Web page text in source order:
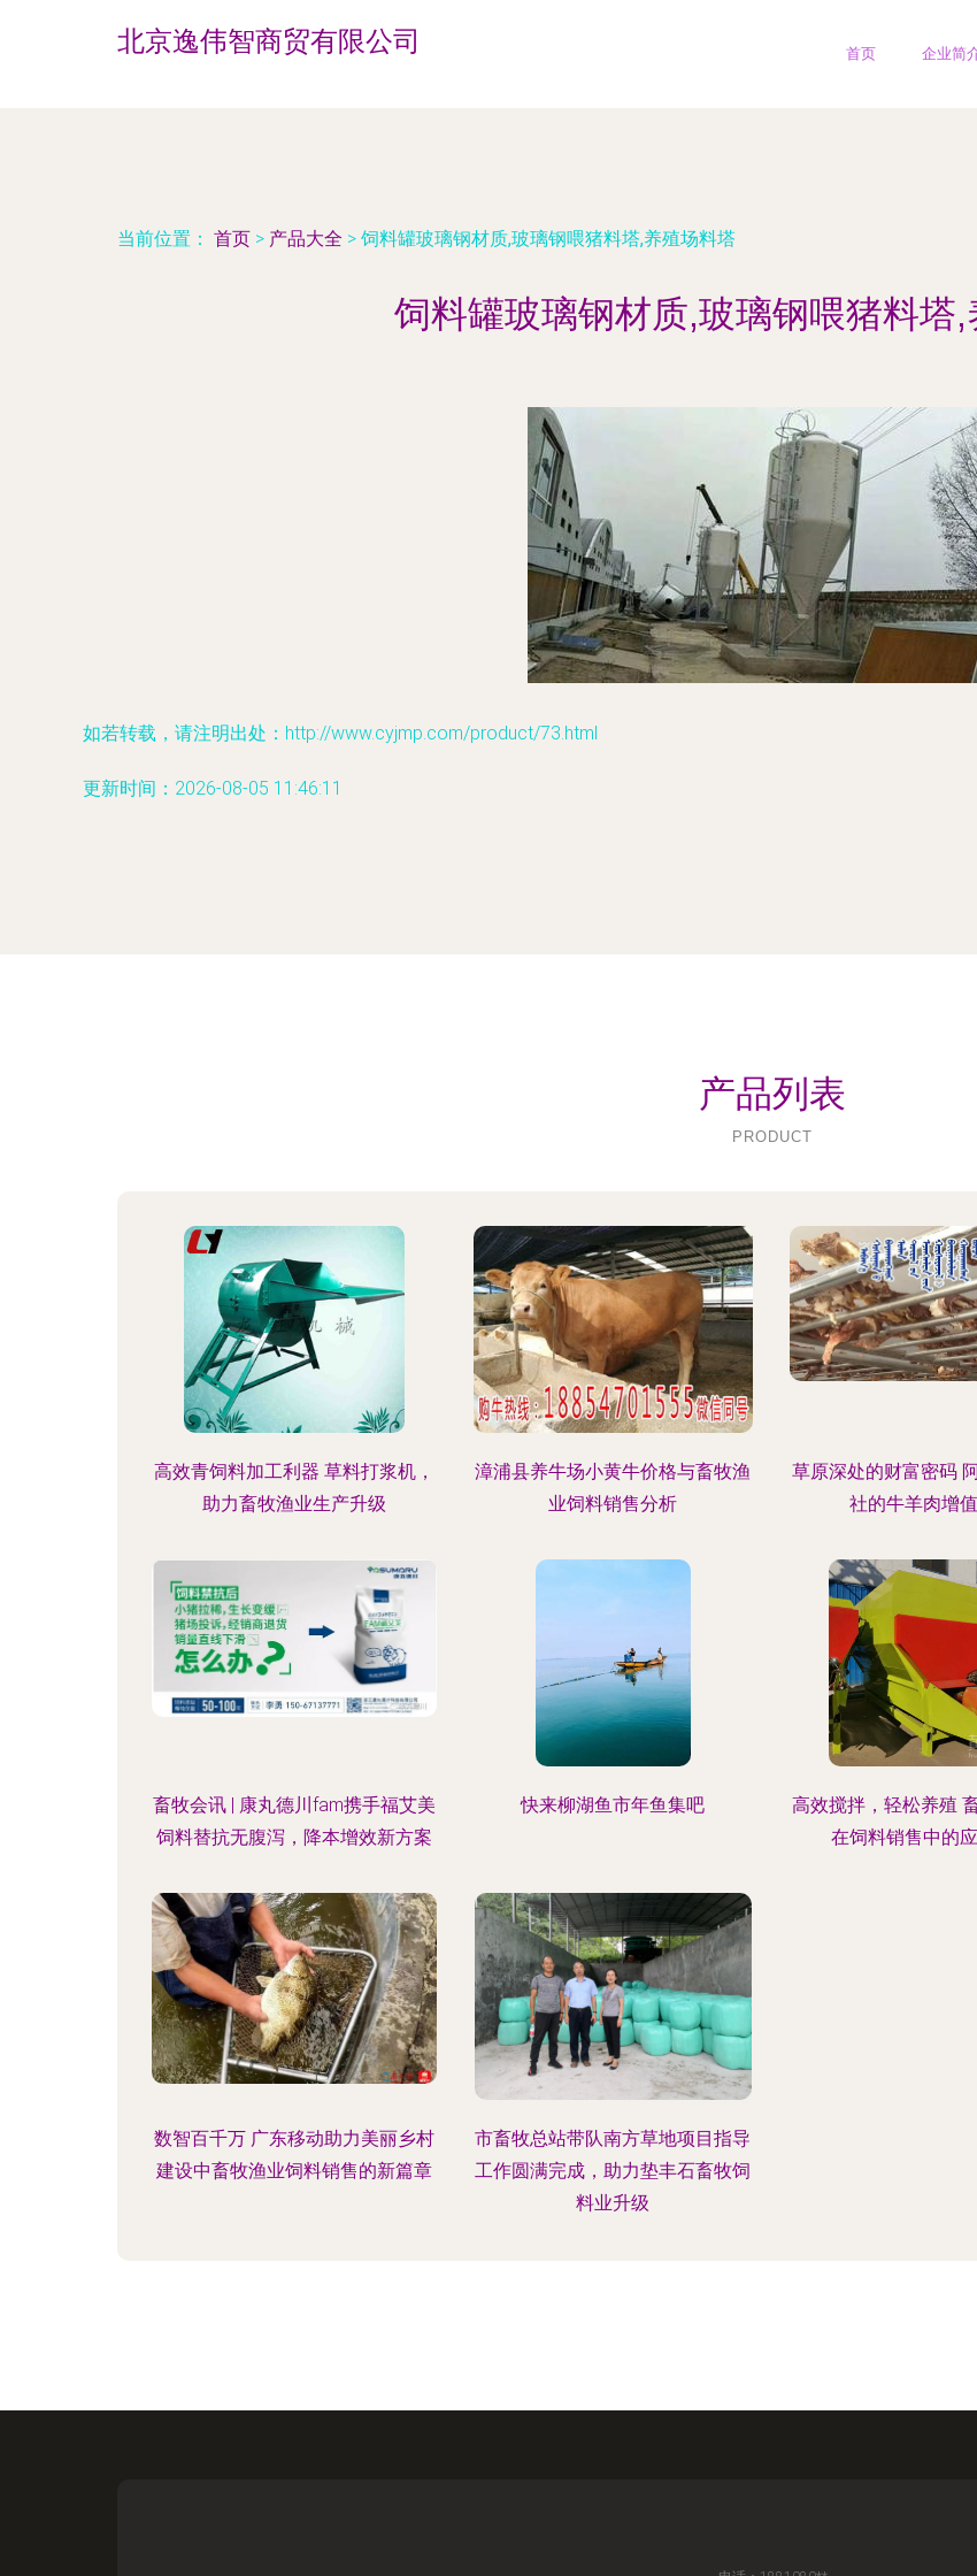
北京逸伟智商贸有限公司 首页 企业简
当前位置： 首页 > 产品大全 > 饲料罐玻璃钢材质,玻璃钢喂猪料塔,养殖场料塔
饲料罐玻璃钢材质,玻璃钢喂猪料塔
如若转载，请注明出处：http://www.cyjmp.com/product/73.html
更新时间：2026-08-05 11:46:11
产品列表
PRODUCT
高效青饲料加工利器 草料打浆机，
助力畜牧渔业生产升级
漳浦县养牛场小黄牛价格与畜牧渔
业饲料销售分析
草原深处的财富密码
社的牛羊肉增
畜牧会讯 | 康丸德川fam携手福艾美
饲料替抗无腹泻，降本增效新方案
快来柳湖鱼市年鱼集吧
高效搅拌，轻松养殖
在饲料销售中的
数智百千万 广东移动助力美丽乡村
建设中畜牧渔业饲料销售的新篇章
市畜牧总站带队南方草地项目指导
工作圆满完成，助力垫丰石畜牧饲
料业升级